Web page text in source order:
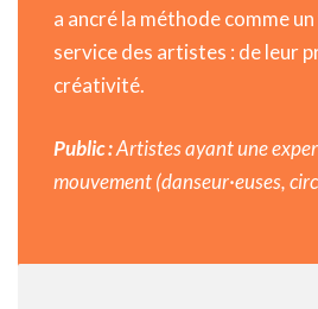
a ancré la méthode comme
service des artistes : de leur
créativité.
Public :Artistes ayant une
mouvement (danseur·euses,